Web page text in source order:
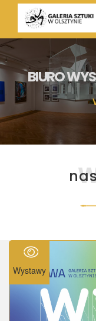
BIURO
Wystawy